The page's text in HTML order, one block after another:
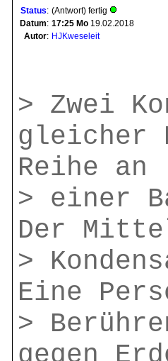
Status: (Antwort) fertig
Datum: 17:25 Mo 19.02.2018
Autor: HJKweseleit
> Zwei
gleicher
Reihe an
> einer
Der
>
Eine
>